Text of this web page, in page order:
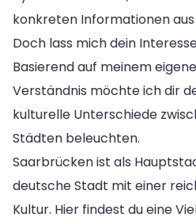
konkreten Informationen
Doch lass mich dein
Basierend auf meinem
Verständnis möchte ich dir
kulturelle Unterschiede
Städten beleuchten.
Saarbrücken ist als
deutsche Stadt mit einer
Kultur. Hier findest du eine